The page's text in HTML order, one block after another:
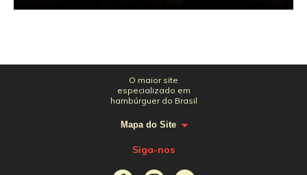
O maior site
especializado em
hambúrguer do Brasil
Mapa do Site
Siga-nos